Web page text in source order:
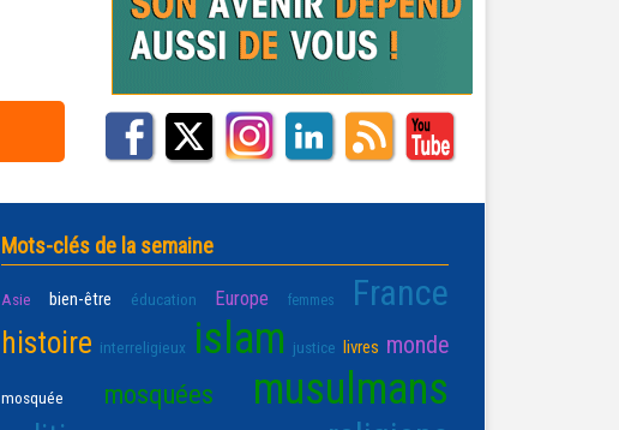
Mots-clés de la semaine
Asie bien-être éducation Europe femmes France
histoire interreligieux islam justice livres monde
mosquée mosquées musulmans